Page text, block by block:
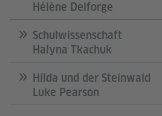
Hélène Delforge
Schulwissenschaft
Halyna Tkachuk
Hilda und der Steinwald
Luke Pearson